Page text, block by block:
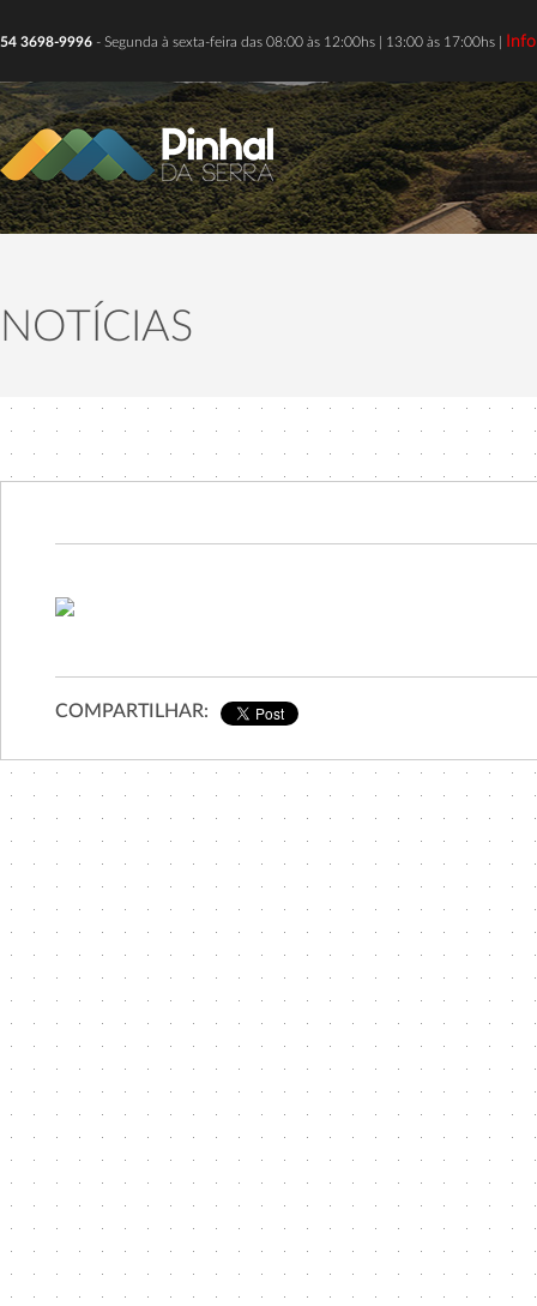
54 3698-9996 - Segunda à sexta-feira das 08:00 às 12:00hs | 13:00 às 17:00hs |
NOTÍCIAS
COMPARTILHAR: